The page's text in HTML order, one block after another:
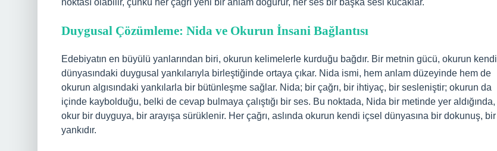
noktası olabilir, çünkü her çağrı yeni bir anlam doğurur, her ses bir başka sesi kucaklar.
Duygusal Çözümleme: Nida ve Okurun İnsani Bağlantısı
Edebiyatın en büyülü yanlarından biri, okurun kelimelerle kurduğu bağdır. Bir metnin gücü, okurun kendi
dünyasındaki duygusal yankılarıyla birleştiğinde ortaya çıkar. Nida ismi, hem anlam düzeyinde hem de
okurun algısındaki yankılarla bir bütünleşme sağlar. Nida; bir çağrı, bir ihtiyaç, bir sesleniştir; okurun da
içinde kaybolduğu, belki de cevap bulmaya çalıştığı bir ses. Bu noktada, Nida bir metinde yer aldığında,
okur bir duyguya, bir arayışa sürüklenir. Her çağrı, aslında okurun kendi içsel dünyasına bir dokunuş, bir
yankıdır.